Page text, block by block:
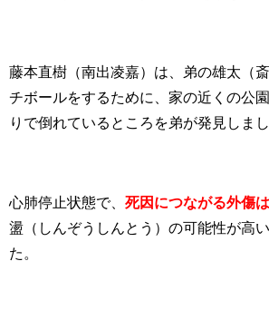
藤本直樹（南出凌嘉）は、弟の雄太（
チボールをするために、家の近くの公
りで倒れているところを弟が発見しまし
心肺停止状態で、 死因につながる外傷
盪（しんぞうしんとう）の可能性が高
た。